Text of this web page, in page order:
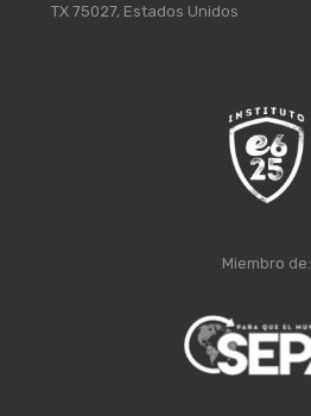
TX 75027, Estados Unidos
Miembro de: